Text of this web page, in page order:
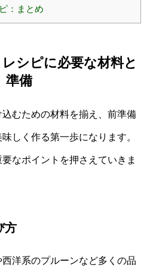
：まとめ
シピに必要な材料と
準備
むための材料を揃え、前準備
しく作る第一歩になります。
なポイントを押さえていきま
方
洋系のプルーンなど多くの品